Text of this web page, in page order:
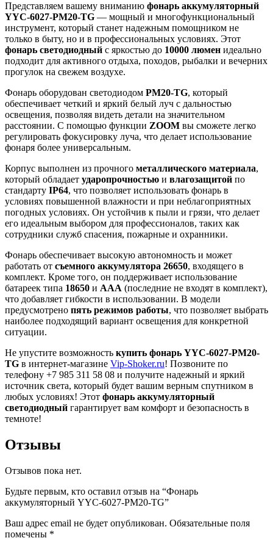
Представляем вашему вниманию фонарь аккумуляторный
YYC-6027-PM20-TG — мощный и многофункциональный
инструмент, который станет надежным помощником не
только в быту, но и в профессиональных условиях. Этот
фонарь светодиодный с яркостью до 10000 люмен идеально
подходит для активного отдыха, походов, рыбалки и вечерних
прогулок на свежем воздухе.
Фонарь оборудован светодиодом PM20-TG, который
обеспечивает четкий и яркий белый луч с дальностью
освещения, позволяя видеть детали на значительном
расстоянии. С помощью функции ZOOM вы сможете легко
регулировать фокусировку луча, что делает использование
фонаря более универсальным.
Корпус выполнен из прочного металлического материала,
который обладает ударопрочностью и влагозащитой по
стандарту IP64, что позволяет использовать фонарь в
условиях повышенной влажности и при неблагоприятных
погодных условиях. Он устойчив к пыли и грязи, что делает
его идеальным выбором для профессионалов, таких как
сотрудники служб спасения, пожарные и охранники.
Фонарь обеспечивает высокую автономность и может
работать от съемного аккумулятора 26650, входящего в
комплект. Кроме того, он поддерживает использование
батареек типа 18650 и AAA (последние не входят в комплект),
что добавляет гибкости в использовании. В модели
предусмотрено пять режимов работы, что позволяет выбрать
наиболее подходящий вариант освещения для конкретной
ситуации.
Не упустите возможность купить фонарь YYC-6027-PM20-
TG в интернет-магазине Vip-Shoker.ru! Позвоните по
телефону +7 985 311 58 08 и получите надежный и яркий
источник света, который будет вашим верным спутником в
любых условиях! Этот фонарь аккумуляторный
светодиодный гарантирует вам комфорт и безопасность в
темноте!
Отзывы
Отзывов пока нет.
Будьте первым, кто оставил отзыв на “Фонарь
аккумуляторный YYC-6027-РM20-TG”
Ваш адрес email не будет опубликован. Обязательные поля
помечены *